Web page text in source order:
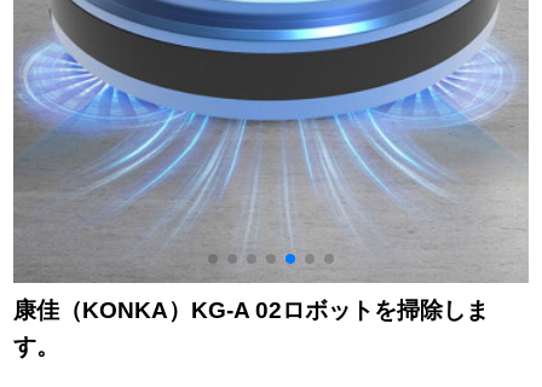
康佳（KONKA）KG-A 02ロボットを掃除しま
す。